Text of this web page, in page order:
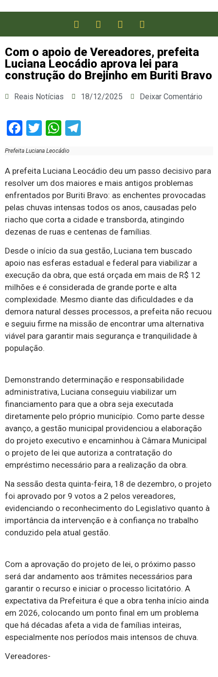
Com o apoio de Vereadores, prefeita
Luciana Leocádio aprova lei para
construção do Brejinho em Buriti Bravo
Reais Notícias 18/12/2025 Deixar Comentário
Facebook
TwitterWhatsApp
Prefeita Luciana Leocádio
A prefeita Luciana Leocádio deu um passo decisivo para
resolver um dos maiores e mais antigos problemas
enfrentados por Buriti Bravo: as enchentes provocadas
pelas chuvas intensas todos os anos, causadas pelo
riacho que corta a cidade e transborda, atingindo
dezenas de ruas e centenas de famílias.
Desde o início da sua gestão, Luciana tem buscado
apoio nas esferas estadual e federal para viabilizar a
execução da obra, que está orçada em mais de R$ 12
milhões e é considerada de grande porte e alta
complexidade. Mesmo diante das dificuldades e da
demora natural desses processos, a prefeita não recuou
e seguiu firme na missão de encontrar uma alternativa
viável para garantir mais segurança e tranquilidade à
população.
Demonstrando determinação e responsabilidade
administrativa, Luciana conseguiu viabilizar um
financiamento para que a obra seja executada
diretamente pelo próprio município. Como parte desse
avanço, a gestão municipal providenciou a elaboração
do projeto executivo e encaminhou à Câmara Municipal
o projeto de lei que autoriza a contratação do
empréstimo necessário para a realização da obra.
Na sessão desta quinta-feira, 18 de dezembro, o projeto
foi aprovado por 9 votos a 2 pelos vereadores,
evidenciando o reconhecimento do Legislativo quanto à
importância da intervenção e à confiança no trabalho
conduzido pela atual gestão.
Com a aprovação do projeto de lei, o próximo passo
será dar andamento aos trâmites necessários para
garantir o recurso e iniciar o processo licitatório. A
expectativa da Prefeitura é que a obra tenha início ainda
em 2026, colocando um ponto final em um problema
que há décadas afeta a vida de famílias inteiras,
especialmente nos períodos mais intensos de chuva.
Vereadores-